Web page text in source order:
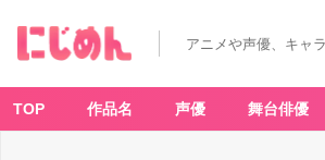
アニメや声優、キャ
TOP 作品名 声優 舞台俳優